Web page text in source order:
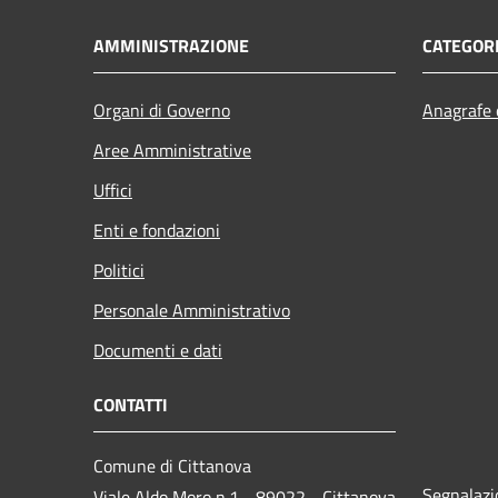
AMMINISTRAZIONE
Organi di Governo
Aree Amministrative
Uffici
Enti e fondazioni
Politici
Personale Amministrativo
Documenti e dati
CONTATTI
Comune di Cittanova